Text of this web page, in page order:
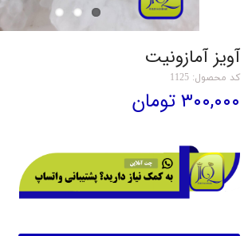
آویز آمازونیت
کد محصول: 1125
۳۰۰,۰۰۰ تومان